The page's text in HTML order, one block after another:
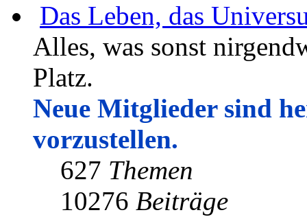
Das Leben, das
Alles, was sonst
Platz.
Neue Mitglieder sind
vorzustellen.
627 Themen
10276 Beiträge